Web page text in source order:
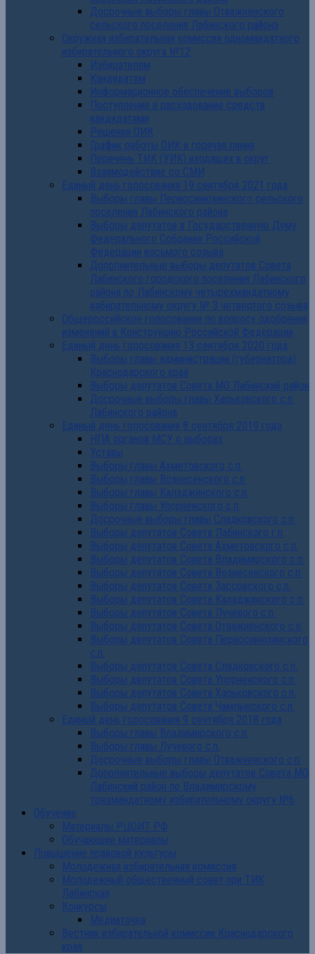
Досрочные выборы главы Отважненского
сельского поселения Лабинского района
Окружная избирательная комиссия одномандатного
избирательного округа №12
Избирателям
Кандидатам
Информационное обеспечение выборов
Поступление и расходование средств
кандидатами
Решения ОИК
График работы ОИК и горячая линия
Перечень ТИК (УИК) входящих в округ
Взаимодействие со СМИ
Единый день голосования 19 сентября 2021 года
Выборы главы Первосинюхинского сельского
поселения Лабинского района
Выборы депутатов в Государственную Думу
Федерального Собрания Российской
Федерации восьмого созыва
Дополнительные выборы депутатов Совета
Лабинского городского поселения Лабинского
района по Лабинскому четырехмандатному
избирательному округу № 3 четвертого созыва
Общероссийское голосование по вопросу одобрения
изменений в Конструкцию Российской Федерации
Единый день голосования 13 сентября 2020 года
Выборы главы администрации (губернатора)
Краснодарского края
Выборы депутатов Совета МО Лабинский район
Досрочные выборы главы Харьковского с.п.
Лабинского района
Единый день голосования 8 сентября 2019 года
НПА органов МСУ о выборах
Уставы
Выборы главы Ахметовского с.п.
Выборы главы Вознесенского с.п.
Выборы главы Каладжинского с.п.
Выборы главы Упорненского с.п.
Досрочные выборы главы Сладковского с.п.
Выборы депутатов Совета Лабинского г.п.
Выборы депутатов Совета Ахметовского с.п.
Выборы депутатов Совета Владимирского с.п.
Выборы депутатов Совета Вознесенского с.п.
Выборы депутатов Совета Зассовского с.п.
Выборы депутатов Совета Каладжинского с.п.
Выборы депутатов Совета Лучевого с.п.
Выборы депутатов Совета Отважненского с.п.
Выборы депутатов Совета Первосинюхинского
с.п.
Выборы депутатов Совета Сладковского с.п.
Выборы депутатов Совета Упорненского с.п.
Выборы депутатов Совета Харьковского с.п.
Выборы депутатов Совета Чамлыкского с.п.
Единый день голосования 9 сентября 2018 года
Выборы главы Владимирского с.п.
Выборы главы Лучевого с.п.
Досрочные выборы главы Отважненского с.п.
Дополнительные выборы депутатов Совета МО
Лабинский район по Владимирскому
трехмандатному избирательному округу №6
Обучение
Материалы РЦОИТ РФ
Обучающие материалы
Повышение правовой культуры
Молодежная избирательная комиссия
Молодежный общественный совет при ТИК
Лабинская
Конкурсы
Медиаточка
Вестник избирательной комиссии Краснодарского
края